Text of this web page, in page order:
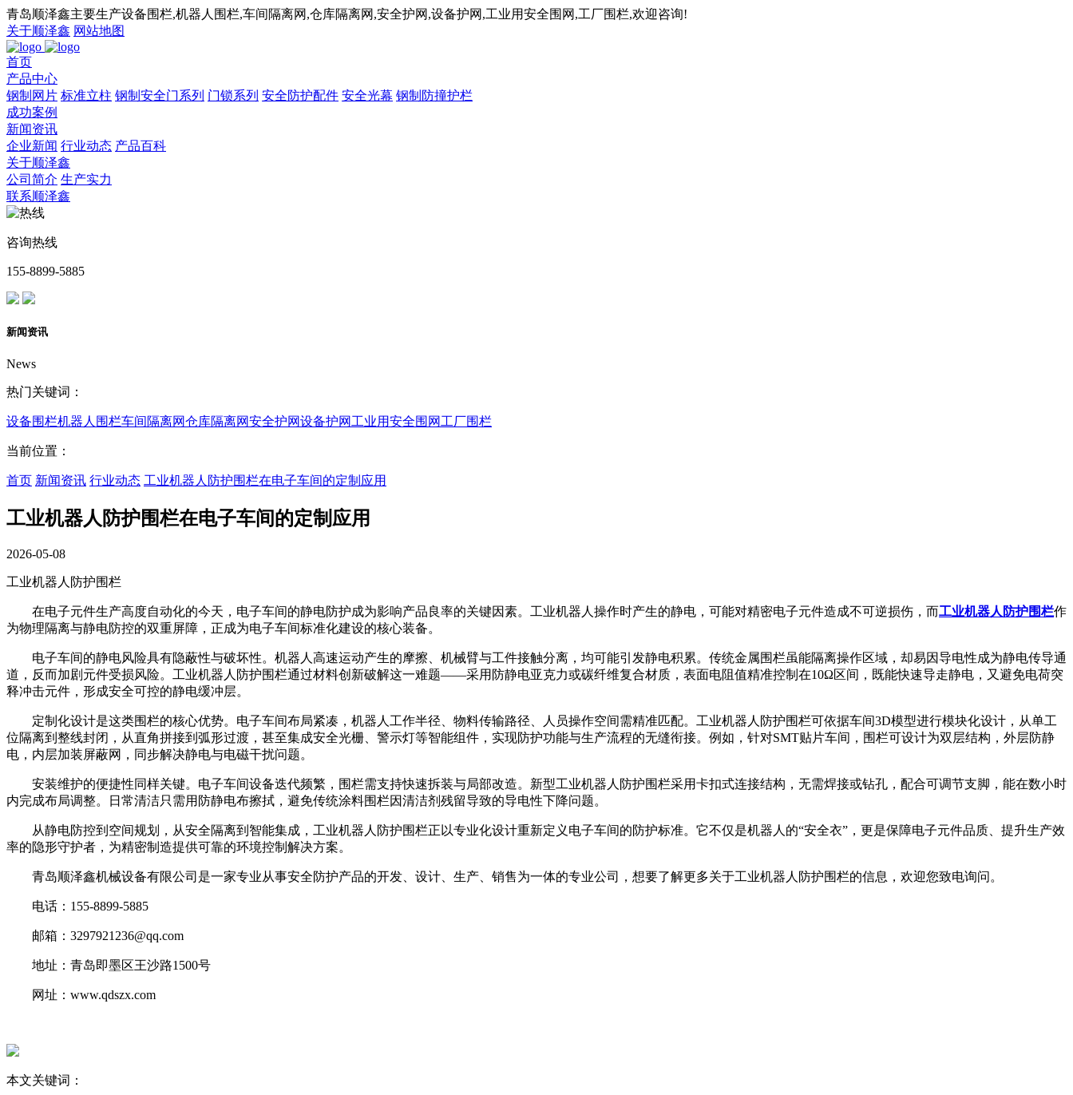
青岛顺泽鑫主要生产设备围栏,机器人围栏,车间隔离网,仓库隔离网,安全护网,设备护网,工业用安全围网,工厂围栏,欢迎咨询!
关于顺泽鑫 网站地图
首页
产品中心
钢制网片 标准立柱 钢制安全门系列 门锁系列 安全防护配件 安全光幕 钢制防撞护栏
成功案例
新闻资讯
企业新闻 行业动态 产品百科
关于顺泽鑫
公司简介 生产实力
联系顺泽鑫
咨询热线
155-8899-5885
新闻资讯
News
热门关键词：
设备围栏机器人围栏车间隔离网仓库隔离网安全护网设备护网 工业用安全围网 工厂围栏
当前位置：
首页 新闻资讯 行业动态 工业机器人防护围栏在电子车间的定制应用
工业机器人防护围栏在电子车间的定制应用
2026-05-08
工业机器人防护围栏
在电子元件生产高度自动化的今天，电子车间的静电防护成为影响产品良率的关键因素。工业机器人操作时产生的静电，可能对精密电子元件造成不可逆损伤，而工业机器人防护围栏作
为物理隔离与静电防控的双重屏障，正成为电子车间标准化建设的核心装备。
电子车间的静电风险具有隐蔽性与破坏性。机器人高速运动产生的摩擦、机械臂与工件接触分离，均可能引发静电积累。传统金属围栏虽能隔离操作区域，却易因导电性成为静电传导通
道，反而加剧元件受损风险。工业机器人防护围栏通过材料创新破解这一难题——采用防静电亚克力或碳纤维复合材质，表面电阻值精准控制在10Ω区间，既能快速导走静电，又避免电荷突
释冲击元件，形成安全可控的静电缓冲层。
定制化设计是这类围栏的核心优势。电子车间布局紧凑，机器人工作半径、物料传输路径、人员操作空间需精准匹配。工业机器人防护围栏可依据车间3D模型进行模块化设计，从单工
位隔离到整线封闭，从直角拼接到弧形过渡，甚至集成安全光栅、警示灯等智能组件，实现防护功能与生产流程的无缝衔接。例如，针对SMT贴片车间，围栏可设计为双层结构，外层防静
电，内层加装屏蔽网，同步解决静电与电磁干扰问题。
安装维护的便捷性同样关键。电子车间设备迭代频繁，围栏需支持快速拆装与局部改造。新型工业机器人防护围栏采用卡扣式连接结构，无需焊接或钻孔，配合可调节支脚，能在数小时
内完成布局调整。日常清洁只需用防静电布擦拭，避免传统涂料围栏因清洁剂残留导致的导电性下降问题。
从静电防控到空间规划，从安全隔离到智能集成，工业机器人防护围栏正以专业化设计重新定义电子车间的防护标准。它不仅是机器人的“安全衣”，更是保障电子元件品质、提升生产效
率的隐形守护者，为精密制造提供可靠的环境控制解决方案。
青岛顺泽鑫机械设备有限公司是一家专业从事安全防护产品的开发、设计、生产、销售为一体的专业公司，想要了解更多关于工业机器人防护围栏的信息，欢迎您致电询问。
电话：155-8899-5885
邮箱：3297921236@qq.com
地址：青岛即墨区王沙路1500号
网址：www.qdszx.com
本文关键词：